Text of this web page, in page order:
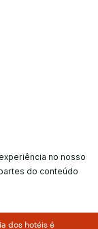
no nosso
do conteúdo
dos hotéis é